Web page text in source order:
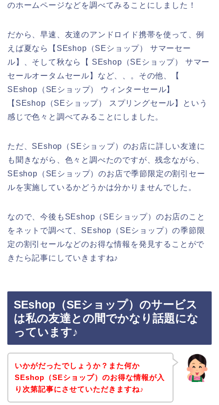
のホームページなどを調べてみることにしました！
だから、早速、友達のアンドロイド携帯を使って、例
えば夏なら【SEshop（SEショップ） サマーセー
ル】、そして秋なら【 SEshop（SEショップ） サマー
セールオータムセール】など、、。その他、【
SEshop（SEショップ） ウィンターセール】
【SEshop（SEショップ） スプリングセール】という
感じで色々と調べてみることにしました。
ただ、SEshop（SEショップ）のお店に詳しい友達に
も聞きながら、色々と調べたのですが、残念ながら、
SEshop（SEショップ）のお店で季節限定の割引セー
ルを実施しているかどうかは分かりませんでした。
なので、今後もSEshop（SEショップ）のお店のこと
をネットで調べて、SEshop（SEショップ）の季節限
定の割引セールなどのお得な情報を発見することがで
きたら記事にしていきますね♪
SEshop（SEショップ）のサービス
は私の友達との間でかなり話題にな
っています♪
いかがだったでしょうか？また何か
SEshop（SEショップ）のお得な情報が入
り次第記事にさせていただきますね♪